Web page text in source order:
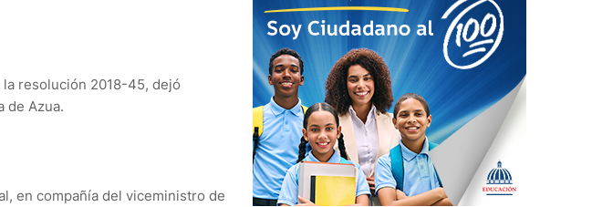
resolución 2018-45, dejó
de Azua.
en compañía del viceministro de